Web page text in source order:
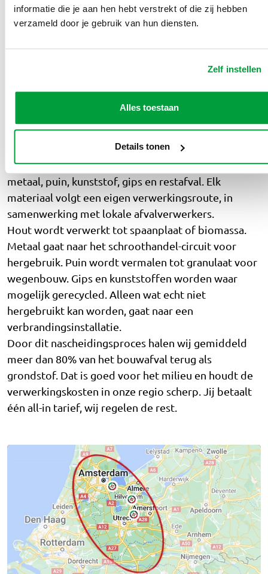
informatie die je aan hen hebt verstrekt of die zij hebben
verzameld door je gebruik van hun diensten.
Zelf instellen
Alles toestaan
Details tonen
Huur je bouwcontainer
Wat gebeurt er met mijn
Zodra wij jouw container ophalen, gaat het
bouwafval naar onze sorteerlocatie in Diemen. Daar
scheiden wij het mengsel op materiaal: hout,
metaal, puin, kunststof, gips en restafval. Elk
materiaal volgt een eigen verwerkingsroute, in
samenwerking met lokale afvalverwerkers.
Hout wordt verwerkt tot spaanplaat of biomassa.
Metaal gaat naar het schroothandel-circuit voor
hergebruik. Puin wordt vermalen tot granulaat voor
wegenbouw. Gips en kunststoffen worden waar
mogelijk gerecycled. Alleen wat echt niet
hergebruikt kan worden, gaat naar een
verbrandingsinstallatie.
Door dit nascheidingsproces halen wij gemiddeld
meer dan 80% van het bouwafval terug als
grondstof. Dat is goed voor het milieu en houdt de
verwerkingskosten in onze regio scherp. Jij betaalt
één all-in tarief, wij regelen de rest.